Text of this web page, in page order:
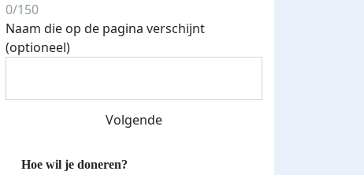
0/150
Naam die op de pagina verschijnt
(optioneel)
Volgende